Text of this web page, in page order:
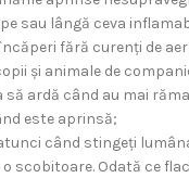
sau lângă ceva
fără curenţi de
şi animale de
ardă când au mai
este aprinsă;
când stingeţi
scobitoare. Odată ce